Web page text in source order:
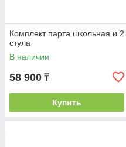
Комплект парта школьная и 2
стула
В наличии
58 900 ₸
Купить